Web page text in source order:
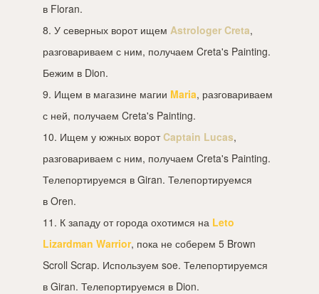
в Floran.
8. У северных ворот ищем Astrologer Creta,
разговариваем с ним, получаем Creta's Painting.
Бежим в Dion.
9. Ищем в магазине магии Maria, разговариваем
с ней, получаем Creta's Painting.
10. Ищем у южных воротCaptain Lucas,
разговариваем с ним, получаем Creta's Painting.
Телепортируемся в Giran. Телепортируемся
в Oren.
11. К западу от города охотимся на Leto
Lizardman Warrior, пока не соберем 5 Brown
Scroll Scrap. Используем soe. Телепортируемся
в Giran. Телепортируемся в Dion.